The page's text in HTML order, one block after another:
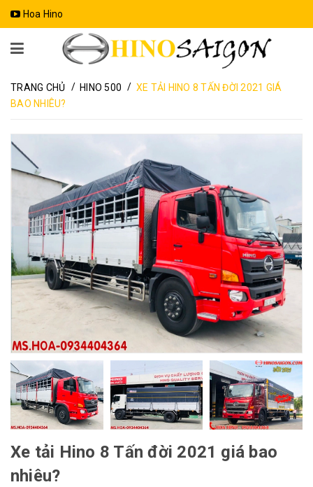
Hoa Hino
TRANG CHỦ / HINO 500 / XE TẢI HINO 8 TẤN ĐỜI 2021 GIÁ
BAO NHIÊU?
Xe tải Hino 8 Tấn đời 2021 giá bao
nhiêu?